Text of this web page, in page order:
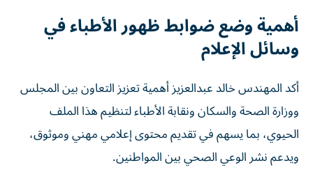
أهمية وضع ضوابط ظهور الأطباء في
وسائل الإعلام
أكد المهندس خالد عبدالعزيز أهمية تعزيز التعاون بين المجلس
ووزارة الصحة والسكان ونقابة الأطباء لتنظيم هذا الملف
الحيوي، بما يسهم في تقديم محتوى إعلامي مهني وموثوق،
ويدعم نشر الوعي الصحي بين المواطنين.